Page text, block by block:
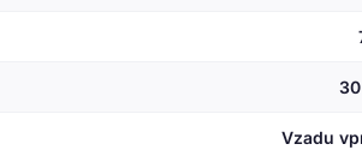
Vzadu